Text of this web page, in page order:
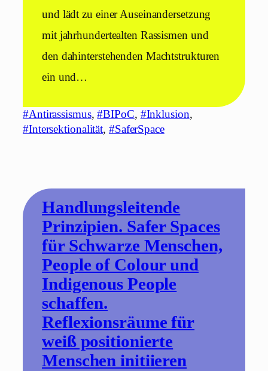
und lädt zu einer Auseinandersetzung
mit jahrhundertealten Rassismen und
den dahinterstehenden Machtstrukturen
ein und…
#Antirassismus, #BIPoC, #Inklusion
#Intersektionalität, #SaferSpace
Handlungsleitende
Prinzipien. Safer Spaces
für Schwarze Menschen,
People of Colour und
Indigenous People
schaffen.
Reflexionsräume für
weiß positionierte
Menschen initiieren